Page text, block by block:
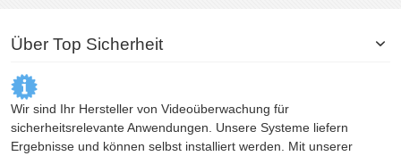
Über Top Sicherheit
Wir sind Ihr Hersteller von Videoüberwachung für
sicherheitsrelevante Anwendungen. Unsere Systeme liefern
Ergebnisse und können selbst installiert werden. Mit unserer